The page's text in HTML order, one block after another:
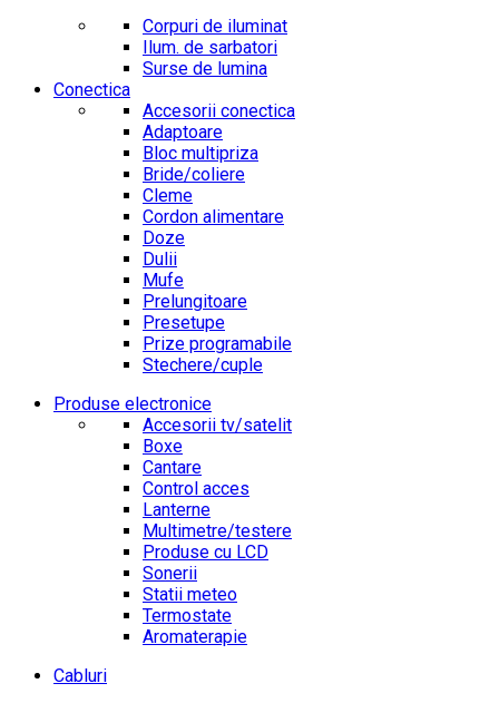
Corpuri de iluminat
Ilum. de sarbatori
Surse de lumina
Conectica
Accesorii conectica
Adaptoare
Bloc multipriza
Bride/coliere
Cleme
Cordon alimentare
Doze
Dulii
Mufe
Prelungitoare
Presetupe
Prize programabile
Stechere/cuple
Produse electronice
Accesorii tv/satelit
Boxe
Cantare
Control acces
Lanterne
Multimetre/testere
Produse cu LCD
Sonerii
Statii meteo
Termostate
Aromaterapie
Cabluri